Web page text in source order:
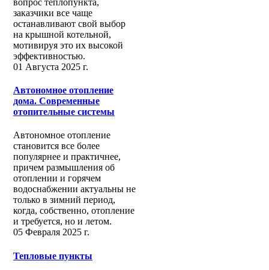
вопрос теплопункта,
заказчики все чаще
останавливают свой выбор
на крышной котельной,
мотивируя это их высокой
эффективностью.
01 Августа 2025 г.
Автономное отопление
дома. Современные
отопительные системы
Автономное отопление
становится все более
популярнее и практичнее,
причем размышления об
отоплении и горячем
водоснабжении актуальны не
только в зимний период,
когда, собственно, отопление
и требуется, но и летом.
05 Февраля 2025 г.
Тепловые пункты